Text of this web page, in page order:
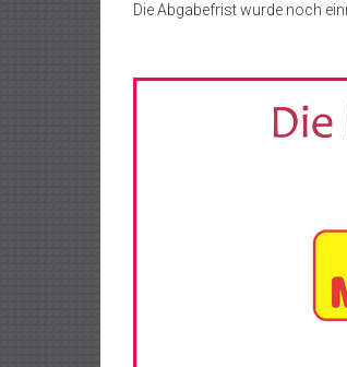
Die Abgabefrist wurde noch